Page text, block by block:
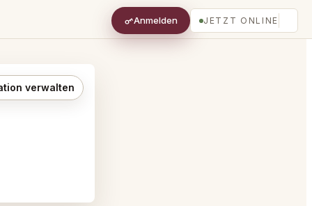
Anmelden JETZT ONLINE
verwalten